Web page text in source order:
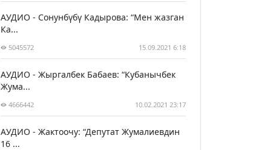
АУДИО - Сонунбүбү Кадырова: “Мен жазган
Ка...
5045572 15.09.2021 6:18
АУДИО - Жыргалбек Бабаев: “Кубанычбек
Жума...
4666442 10.02.2021 23:17
АУДИО - Жактоочу: “Депутат Жумалиевдин
16 ...